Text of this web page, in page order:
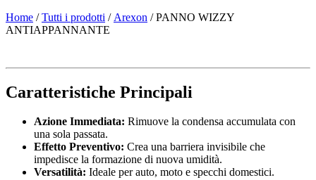
Home /Tutti i prodotti / Arexon / PANNO WIZZY
ANTIAPPANNANTE
Caratteristiche Principali
Azione Immediata: Rimuove la condensa accumulata con
una sola passata.
Effetto Preventivo: Crea una barriera invisibile che
impedisce la formazione di nuova umidità.
Versatilità: Ideale per auto, moto e specchi domestici.